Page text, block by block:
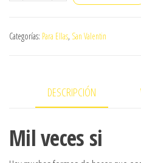
cantidad
Categorías: Para Ellas, San Valentin
DESCRIPCIÓN
Mil veces si